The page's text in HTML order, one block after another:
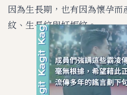
因為生長期，也有因為懷孕
紋、生長紋與妊娠紋。